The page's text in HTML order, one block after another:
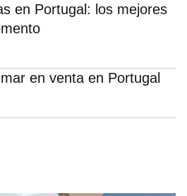
en Portugal: los mejores
en venta en Portugal